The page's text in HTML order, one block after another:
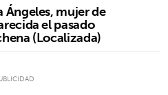
Ángeles, mujer de
el pasado
(Localizada)